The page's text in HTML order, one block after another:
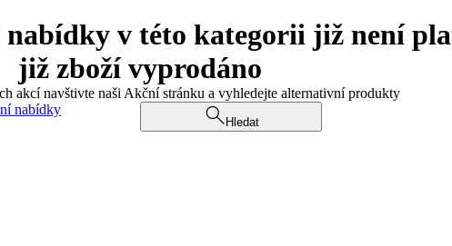
v této kategorii již není
již zboží vyprodáno
akcí navštivte naši Akční stránku a vyhledejte alternativní produkty
nabídky
Hledat